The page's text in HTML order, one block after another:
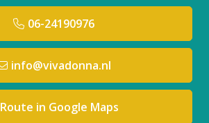
06-24190976
info@vivadonna.nl
Route in Google Maps